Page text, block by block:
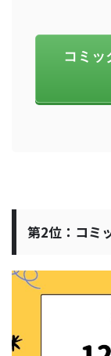
コミ
第2位：コミ